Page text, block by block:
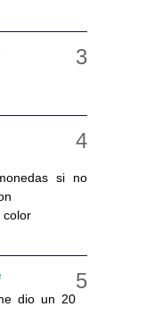
si no
color
dio un 20